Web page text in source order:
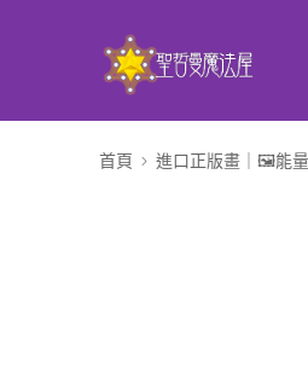
首頁 進口正版畫｜🖼️能